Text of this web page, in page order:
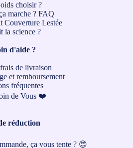
choisir ?
marche ? FAQ
Couverture Lestée
la science ?
d'aide ?
de livraison
et remboursement
fréquentes
de Vous ❤️
réduction
ça vous tente ? 😍